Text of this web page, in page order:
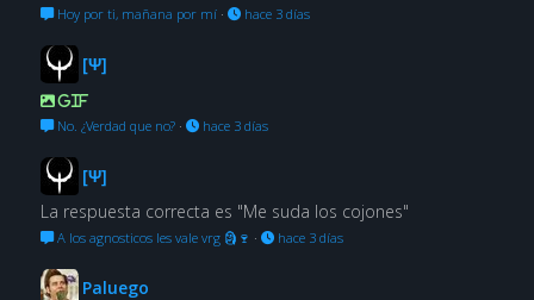
Hoy por ti, mañana por mí· hace 3 días
[Ψ]
GIF
No. ¿Verdad que no?· hace 3 días
[Ψ]
La respuesta correcta es "Me suda los cojones"
A los agnosticos les vale vrg 🗿🍷 · hace 3 días
Paluego